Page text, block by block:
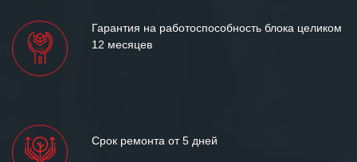
Гарантия на работоспособность блока целиком
12 месяцев
Срок ремонта от 5 дней